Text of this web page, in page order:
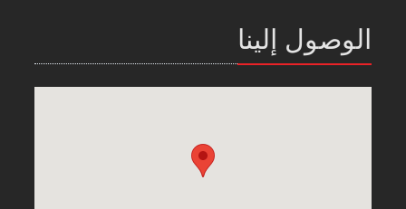
الوصول إلينا